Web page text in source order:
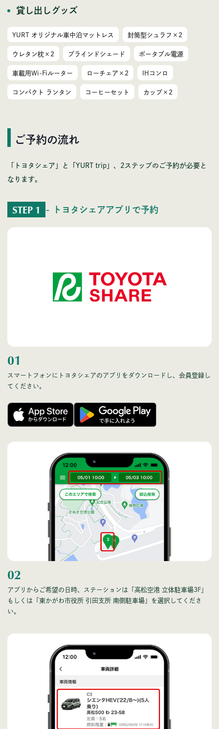
貸し出しグッズ
YURT オリジナル車中泊マットレス 封筒型シュラフ×2
ウレタン枕×2 ブラインドシェード ポータブル電源
車載用Wi-Fiルーター ローチェア×2 IHコンロ
コンパクト ランタン コーヒーセット カップ×2
ご予約の流れ
「トヨタシェア」と「YURT trip」、2ステップのご予約が必要と
なります。
STEP 1 - トヨタシェアアプリで予約
01
スマートフォンにトヨタシェアのアプリをダウンロードし、会員登録し
てください。
02
アプリからご希望の日時、ステーションは「高松空港 立体駐車場3F」
もしくは「東かがわ市役所 引田支所 南側駐車場」を選択してくださ
い。